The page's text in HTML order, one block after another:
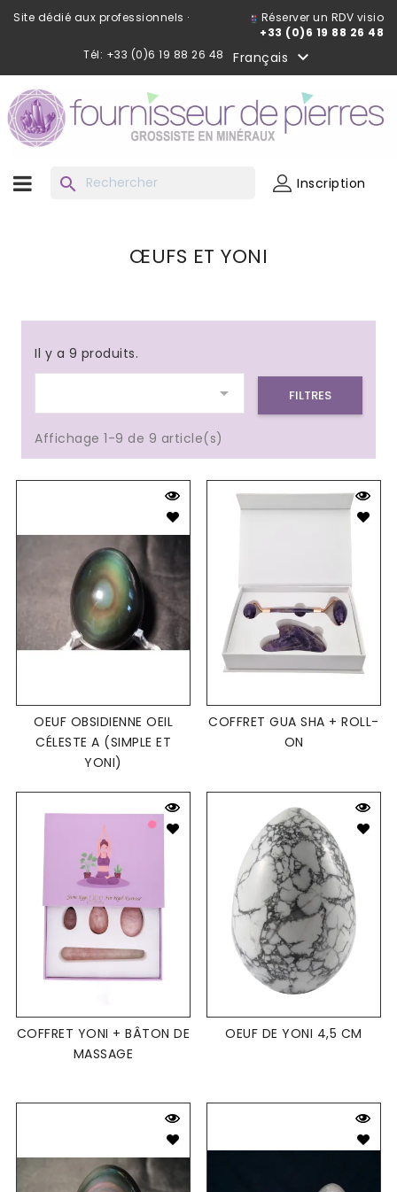
Site dédié aux professionnels ·
Réserver un RDV visio
+33 (0)6 19 88 26 48
Tél: +33 (0)6 19 88 26 48
Français 
search Inscription
ŒUFS ET YONI
Il y a 9 produits.
 FILTRES
Affichage 1-9 de 9 article(s)
OEUF OBSIDIENNE OEIL
CÉLESTE A (SIMPLE ET
YONI)
COFFRET GUA SHA + ROLL-
ON
COFFRET YONI + BÂTON DE
MASSAGE
OEUF DE YONI 4,5 CM